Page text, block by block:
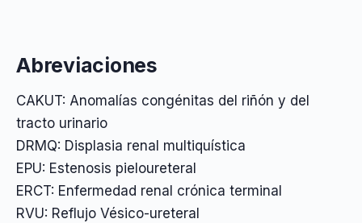
Abreviaciones
CAKUT: Anomalías congénitas del riñón y del
tracto urinario
DRMQ: Displasia renal multiquística
EPU: Estenosis pieloureteral
ERCT: Enfermedad renal crónica terminal
RVU: Reflujo Vésico-ureteral